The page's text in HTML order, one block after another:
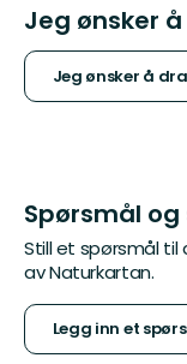
Jeg ønsker
Jeg ønsker å
Spørsmål og
Still et spørsmål til
av Naturkartan.
Legg inn et